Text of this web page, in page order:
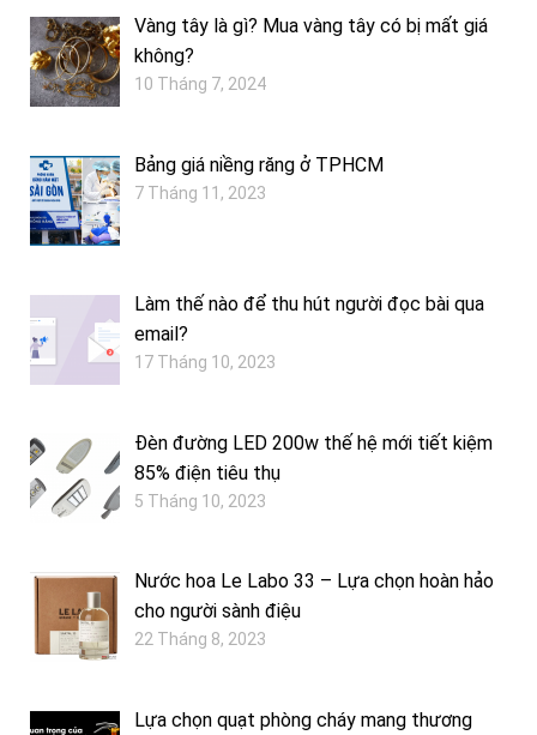
Vàng tây là gì? Mua vàng tây có bị mất giá
không?
10 Tháng 7, 2024
Bảng giá niềng răng ở TPHCM
7 Tháng 11, 2023
Làm thế nào để thu hút người đọc bài qua
email?
17 Tháng 10, 2023
Đèn đường LED 200w thế hệ mới tiết kiệm
85% điện tiêu thụ
5 Tháng 10, 2023
Nước hoa Le Labo 33 – Lựa chọn hoàn hảo
cho người sành điệu
22 Tháng 8, 2023
Lựa chọn quạt phòng cháy mang thương